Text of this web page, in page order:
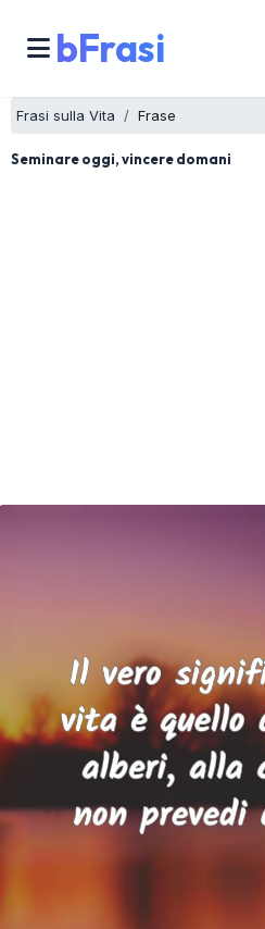
bFrasi
Frasi sulla Vita Frase
Seminare oggi, vincere domani